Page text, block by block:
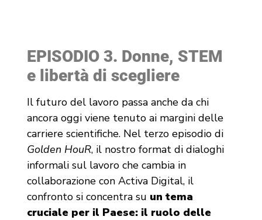
EPISODIO 3. Donne, STEM
e libertà di scegliere
Il futuro del lavoro passa anche da chi
ancora oggi viene tenuto ai margini delle
carriere scientifiche. Nel terzo episodio di
Golden HouR, il nostro format di dialoghi
informali sul lavoro che cambia in
collaborazione con Activa Digital, il
confronto si concentra su un tema
cruciale per il Paese: il ruolo delle